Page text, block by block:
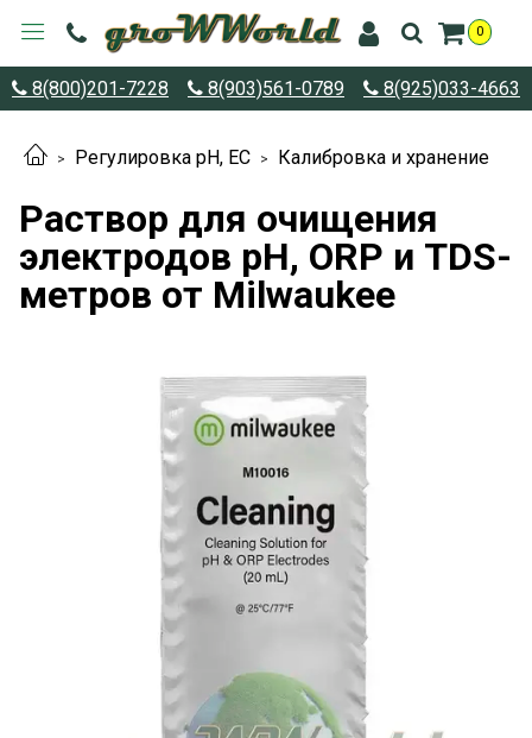
0
8(800)201-7228 8(903)561-0789 8(925)033-4663
Регулировка pH, EC Калибровка и хранение
Раствор для очищения
электродов pH, ORP и TDS-
метров от Milwaukee